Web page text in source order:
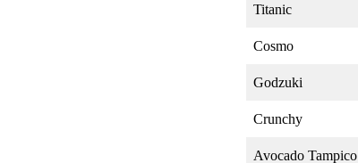
Titanic
Cosmo
Godzuki
Crunchy
Avocado Tampico